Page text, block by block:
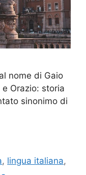
nome di Gaio
Orazio: storia
sinonimo di
, lingua italiana,